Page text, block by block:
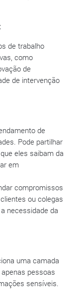
de trabalho
como
de
de intervenção
de
Pode partilhar
eles saibam da
em
compromissos
ou colegas
necessidade da
uma camada
pessoas
sensíveis.